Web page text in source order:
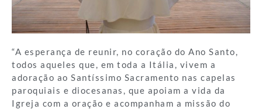
“A esperança de reunir, no coração do Ano Santo,
todos aqueles que, em toda a Itália, vivem a
adoração ao Santíssimo Sacramento nas capelas
paroquiais e diocesanas, que apoiam a vida da
Igreja com a oração e acompanham a missão do